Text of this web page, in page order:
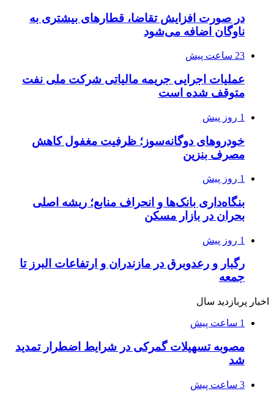
در صورت افزایش تقاضا، قطارهای بیشتری به
ناوگان اضافه می‌شود
23 ساعت پیش
عملیات اجرایی جریمه مالیاتی شرکت ملی نفت
متوقف شده است
1 روز پیش
خودروهای دوگانه‌سوز؛ ظرفیت مغفول کاهش
مصرف بنزین
1 روز پیش
بنگاه‌داری بانک‌ها و انحراف منابع؛ ریشه اصلی
بحران در بازار مسکن
1 روز پیش
رگبار و رعدوبرق در مازندران و ارتفاعات البرز تا
جمعه
اخبار پربازدید سال
1 ساعت پیش
مصوبه تسهیلات گمرکی در شرایط اضطرار تمدید
شد
3 ساعت پیش